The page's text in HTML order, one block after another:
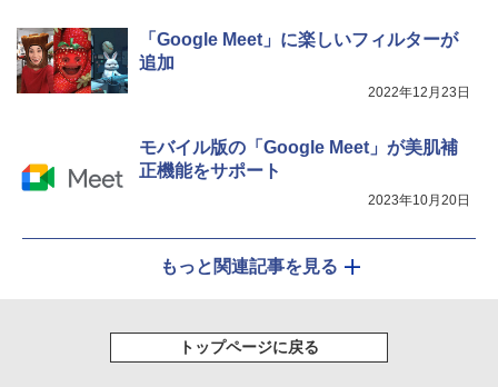
「Google Meet」に楽しいフィルターが
追加
2022年12月23日
モバイル版の「Google Meet」が美肌補
正機能をサポート
2023年10月20日
もっと関連記事を見る
トップページに戻る